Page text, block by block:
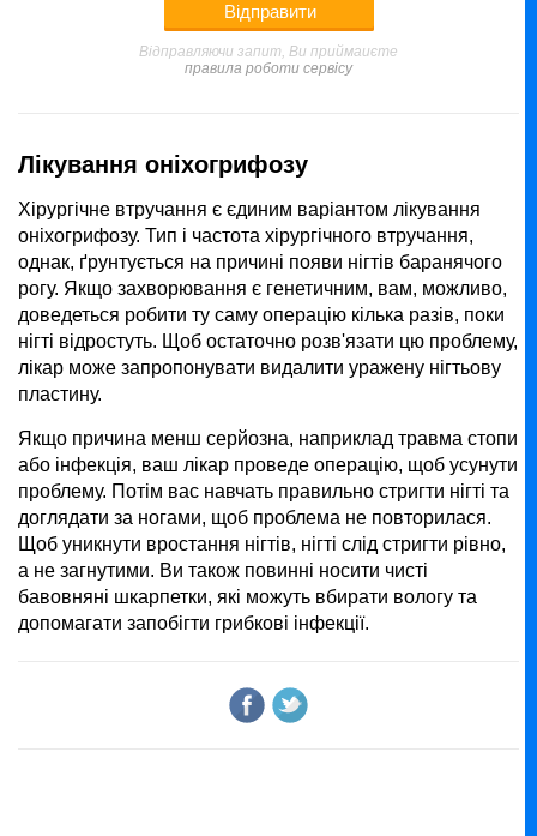
Відправляючи запит, Ви приймаиєте
правила роботи сервісу
Лікування оніхогрифозу
Хірургічне втручання є єдиним варіантом лікування
оніхогрифозу. Тип і частота хірургічного втручання,
однак, ґрунтується на причині появи нігтів баранячого
рогу. Якщо захворювання є генетичним, вам, можливо,
доведеться робити ту саму операцію кілька разів, поки
нігті відростуть. Щоб остаточно розв'язати цю проблему,
лікар може запропонувати видалити уражену нігтьову
пластину.
Якщо причина менш серйозна, наприклад травма стопи
або інфекція, ваш лікар проведе операцію, щоб усунути
проблему. Потім вас навчать правильно стригти нігті та
доглядати за ногами, щоб проблема не повторилася.
Щоб уникнути вростання нігтів, нігті слід стригти рівно,
а не загнутими. Ви також повинні носити чисті
бавовняні шкарпетки, які можуть вбирати вологу та
допомагати запобігти грибкові інфекції.